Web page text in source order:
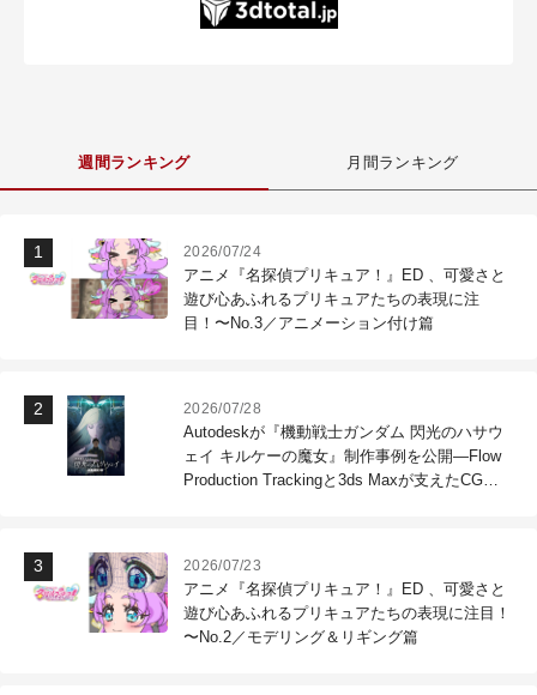
週間ランキング 月間ランキング
2026/07/24
アニメ『名探偵プリキュア！』ED 、可愛さと
遊び心あふれるプリキュアたちの表現に注
目！〜No.3／アニメーション付け篇
2026/07/28
Autodeskが『機動戦士ガンダム 閃光のハサウ
ェイ キルケーの魔女』制作事例を公開―Flow
Production Trackingと3ds Maxが支えたCG制
2026/07/23
アニメ『名探偵プリキュア！』ED 、可愛さと
遊び心あふれるプリキュアたちの表現に注目！
〜No.2／モデリング＆リギング篇